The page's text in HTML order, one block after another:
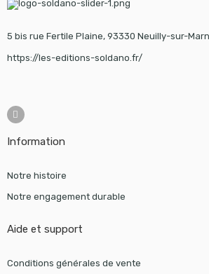
5 bis rue Fertile Plaine, 93330 Neuilly-sur-
https://les-editions-soldano.fr/
Information
Notre histoire
Notre engagement durable
Aide et support
Conditions générales de vente